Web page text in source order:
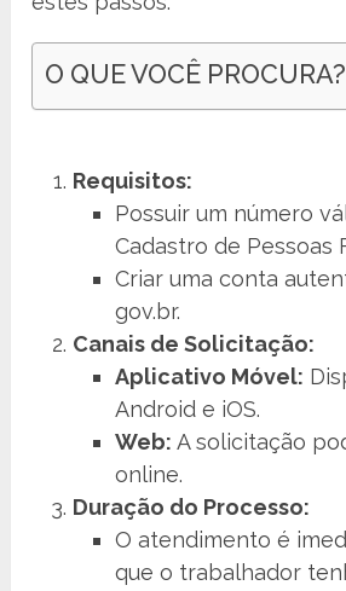
O QUE VOCÊ PROCURA?
Requisitos:
Possuir um número
Cadastro de Pessoas
Criar uma conta
gov.br.
Canais de Solicitação:
Aplicativo Móvel:
Android e iOS.
Web: A solicitação
online.
Duração do Processo:
O atendimento é
que o trabalhador